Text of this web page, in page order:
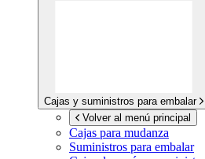
Cajas y suministros para embalar
Volver al menú principal
Cajas para mudanza
Suministros para embalar